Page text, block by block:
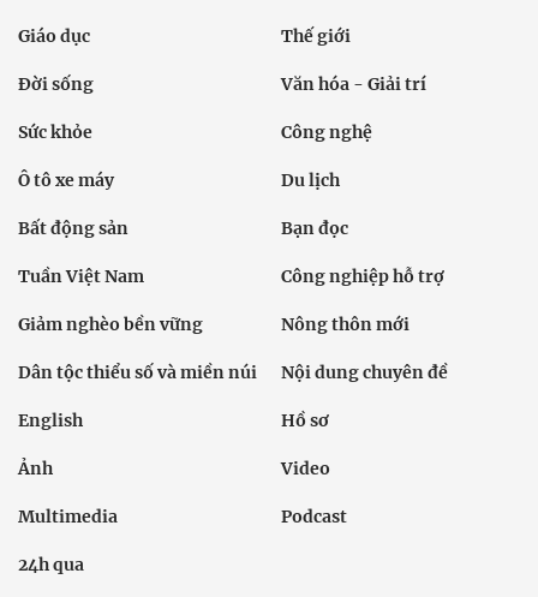
Giáo dục Thế giới
Đời sống Văn hóa - Giải trí
Sức khỏe Công nghệ
Ô tô xe máy Du lịch
Bất động sản Bạn đọc
Tuần Việt Nam Công nghiệp hỗ trợ
Giảm nghèo bền vững Nông thôn mới
Dân tộc thiểu số và miền núi Nội dung chuyên đề
English Hồ sơ
Ảnh Video
Multimedia Podcast
24h qua